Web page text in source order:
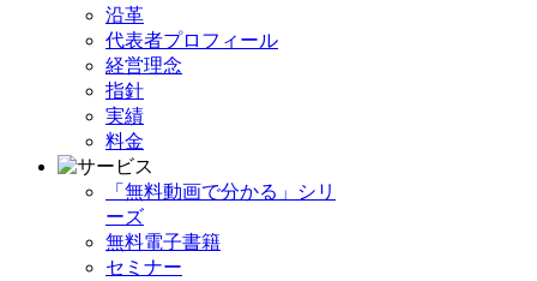
沿革
代表者プロフィール
経営理念
指針
実績
料金
「無料動画で分かる」シリ
ーズ
無料電子書籍
セミナー